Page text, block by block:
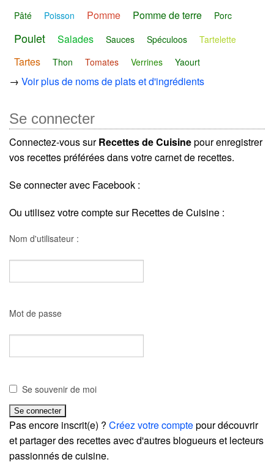
Pâté
Poisson Pomme Pomme de terre Porc
Poulet Salades Sauces Spéculoos Tartelette
Tartes Thon Tomates Verrines Yaourt
→ Voir plus de noms de plats et d'ingrédients
Se connecter
Connectez-vous surRecettes de Cuisinepour enregistrer
vos recettes préférées dans votre carnet de recettes.
Se connecter avec Facebook :
Ou utilisez votre compte sur Recettes de Cuisine :
Nom d'utilisateur :
Mot de passe
Se souvenir de moi
Pas encore inscrit(e) ? Créez votre comptepour découvrir
et partager des recettes avec d'autres blogueurs et lecteurs
passionnés de cuisine.